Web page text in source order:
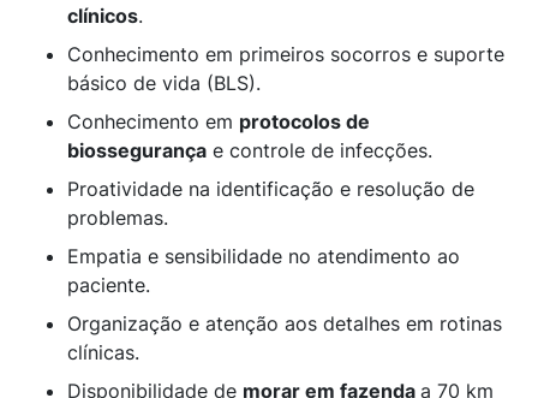
clínicos.
Conhecimento em primeiros socorros e suporte
básico de vida (BLS).
Conhecimento em protocolos de
biossegurança e controle de infecções.
Proatividade na identificação e resolução de
problemas.
Empatia e sensibilidade no atendimento ao
paciente.
Organização e atenção aos detalhes em rotinas
clínicas.
Disponibilidade de morar em fazenda a 70 km